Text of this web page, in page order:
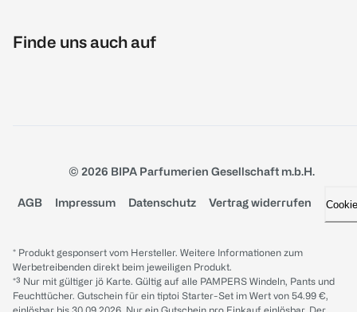
Finde uns auch auf
© 2026 BIPA Parfumerien Gesellschaft m.b.H.
AGB Impressum Datenschutz Vertrag widerrufen
* Produkt gesponsert vom Hersteller. Weitere Informationen zum
Werbetreibenden direkt beim jeweiligen Produkt.
*³ Nur mit gültiger jö Karte. Gültig auf alle PAMPERS Windeln, Pants und
Feuchttücher. Gutschein für ein tiptoi Starter-Set im Wert von 54.99 €,
einlösbar bis 30.09.2026. Nur ein Gutschein pro Einkauf einlösbar. Der